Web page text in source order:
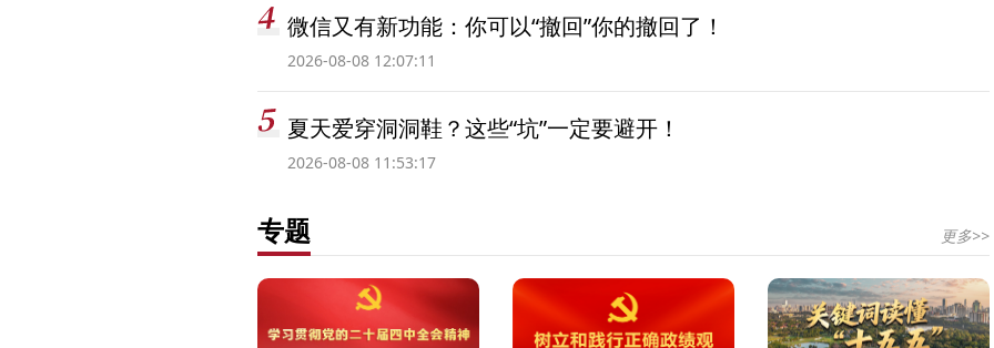
微信又有新功能：你可以“撤回”你的撤回了！
2026-08-08 12:07:11
夏天爱穿洞洞鞋？这些“坑”一定要避开！
2026-08-08 11:53:17
专题 更多>>